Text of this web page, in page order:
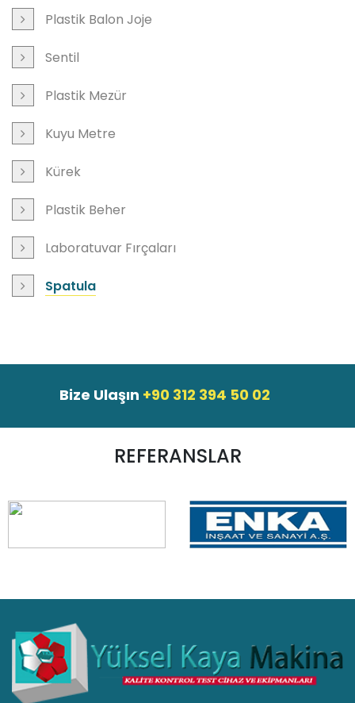
Plastik Balon Joje
Sentil
Plastik Mezür
Kuyu Metre
Kürek
Plastik Beher
Laboratuvar Fırçaları
Spatula
Bize Ulaşın +90 312 394 50 02
REFERANSLAR